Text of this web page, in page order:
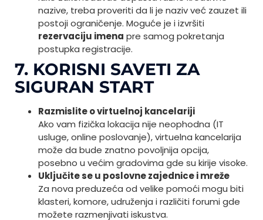
nazive, treba proveriti da li je naziv već zauzet ili
postoji ograničenje. Moguće je i izvršiti
rezervaciju imena pre samog pokretanja
postupka registracije.
7. KORISNI SAVETI ZA
SIGURAN START
Razmislite o virtuelnoj kancelariji
Ako vam fizička lokacija nije neophodna (IT
usluge, online poslovanje), virtuelna kancelarija
može da bude znatno povoljnija opcija,
posebno u većim gradovima gde su kirije visoke.
Uključite se u poslovne zajednice i mreže
Za nova preduzeća od velike pomoći mogu biti
klasteri, komore, udruženja i različiti forumi gde
možete razmenjivati iskustva.